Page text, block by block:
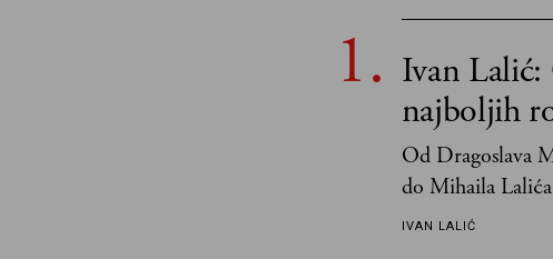
Ivan
najboljih
Od Dragoslava
do Mihaila
IVAN LALIĆ